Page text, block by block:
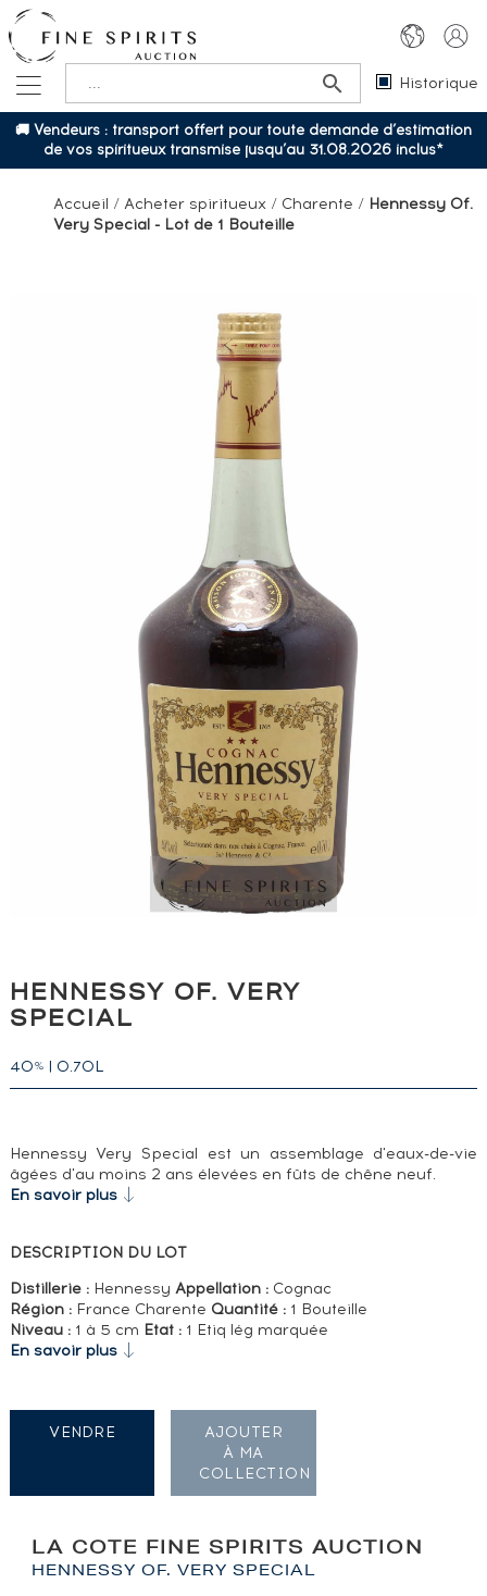
Historique
🚚 Vendeurs : transport offert pour toute demande d’estimation
de vos spiritueux transmise jusqu’au 31.08.2026 inclus*
Accueil / Acheter spiritueux / Charente / Hennessy Of.
Very Special - Lot de 1 Bouteille
HENNESSY OF. VERY
SPECIAL
40% | 0.70L
Hennessy Very Special est un assemblage d'eaux-de-vie
âgées d'au moins 2 ans élevées en fûts de chêne neuf.
En savoir plus
DESCRIPTION DU LOT
Distillerie :Hennessy Appellation :Cognac
Région : France Charente Quantité :1 Bouteille
Niveau :1 à 5 cm Etat :1 Etiq lég marquée
En savoir plus
LA COTE FINE SPIRITS AUCTION
HENNESSY OF. VERY SPECIAL
VENDRE
AJOUTER
À MA
COLLECTION